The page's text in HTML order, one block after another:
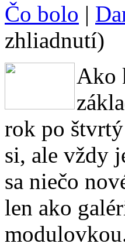
Čo bolo |
zhliadnutí)
Ako
rok po
si, ale vždy
sa niečo
len ako